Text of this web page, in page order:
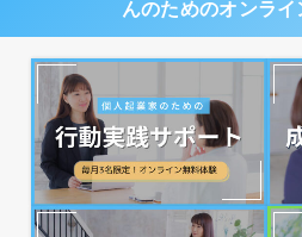
んのためのオンラ